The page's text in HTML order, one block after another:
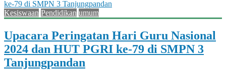
Kesiswaan Pendidikan umum
Upacara Peringatan Hari Guru Nasional
2024 dan HUT PGRI ke-79 di SMPN 3
Tanjungpandan